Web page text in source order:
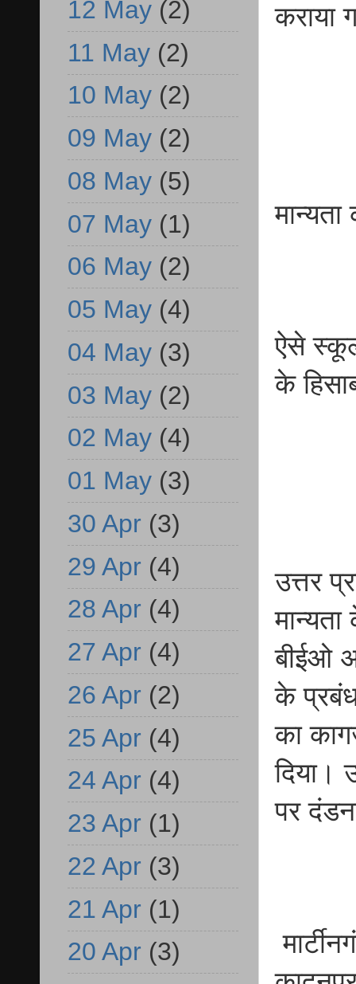
कराया
ऐसे
के
उत्तर
बीईओ
के
का
दिया।
पर
12 May (2)
11 May (2)
10 May (2)
09 May (2)
08 May (5)
07 May (1)
06 May (2)
05 May (4)
04 May (3)
03 May (2)
02 May (4)
01 May (3)
30 Apr (3)
29 Apr (4)
28 Apr (4)
27 Apr (4)
26 Apr (2)
25 Apr (4)
24 Apr (4)
23 Apr (1)
22 Apr (3)
21 Apr (1)
20 Apr (3)